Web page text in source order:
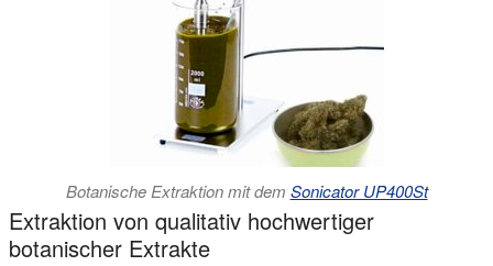
Botanische Extraktion mit dem Sonicator UP400St
Extraktion von qualitativ hochwertiger
botanischer Extrakte